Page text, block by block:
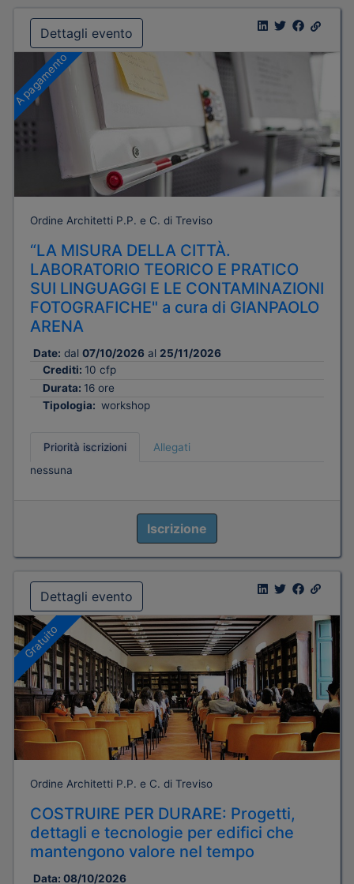
Dettagli evento
A pagamento
Ordine Architetti P.P. e C. di Treviso
“LA MISURA DELLA CITTÀ.
LABORATORIO TEORICO E PRATICO
SUI LINGUAGGI E LE CONTAMINAZIONI
FOTOGRAFICHE" a cura di GIANPAOLO
ARENA
Date: dal 07/10/2026 al 25/11/2026
Crediti: 10 cfp
Durata: 16 ore
Tipologia: workshop
Priorità iscrizioni
Allegati
nessuna
Iscrizione
Dettagli evento
Gratuito
Ordine Architetti P.P. e C. di Treviso
COSTRUIRE PER DURARE: Progetti,
dettagli e tecnologie per edifici che
mantengono valore nel tempo
Data: 08/10/2026